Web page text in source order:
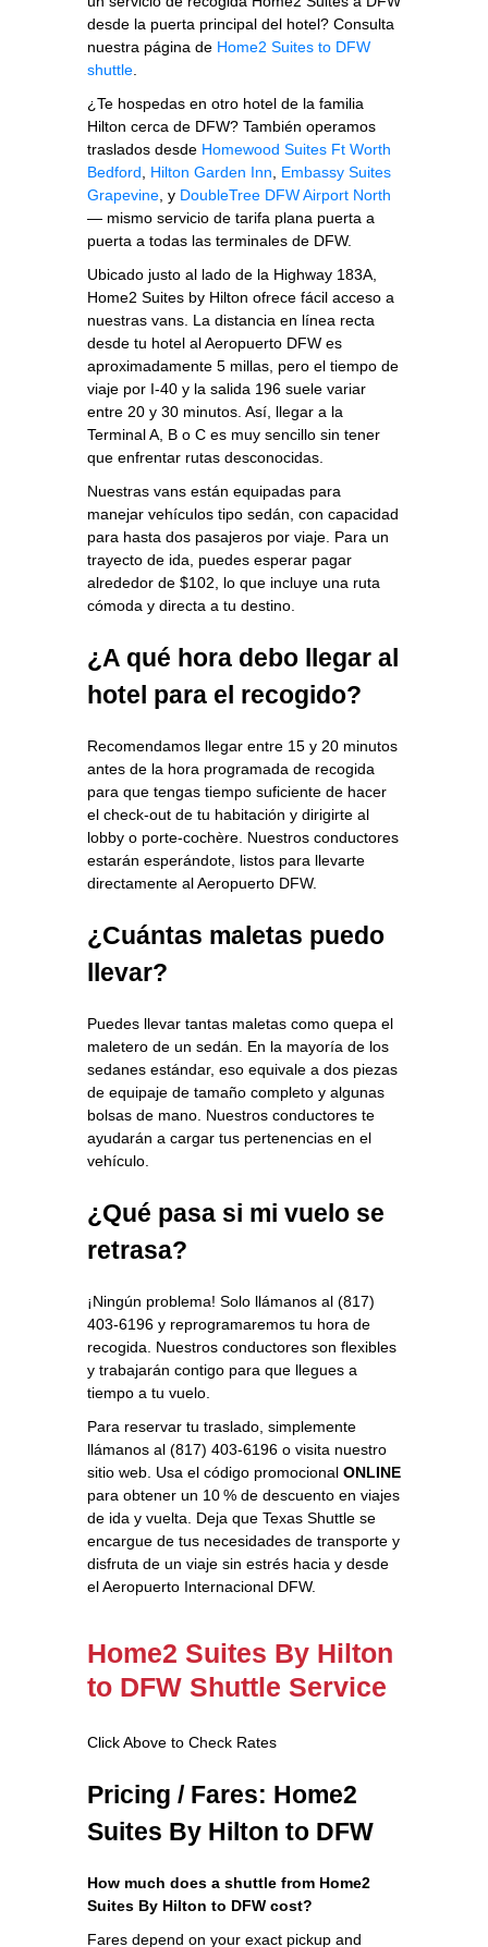
desde la puerta principal del hotel? Consulta
nuestra página de Home2 Suites to DFW
shuttle
¿Te hospedas en otro hotel de la familia
Hilton cerca de DFW? También operamos
traslados desde Homewood Suites Ft Worth
Bedford
Hilton Garden Inn
Embassy Suites
Grapevine , y DoubleTree DFW Airport North
— mismo servicio de tarifa plana puerta a
puerta a todas las terminales de DFW.
Ubicado justo al lado de la Highway 183A,
Home2 Suites by Hilton ofrece fácil acceso a
nuestras vans. La distancia en línea recta
desde tu hotel al Aeropuerto DFW es
aproximadamente 5 millas, pero el tiempo de
viaje por I-40 y la salida 196 suele variar
entre 20 y 30 minutos. Así, llegar a la
Terminal A, B o C es muy sencillo sin tener
que enfrentar rutas desconocidas.
Nuestras vans están equipadas para
manejar vehículos tipo sedán, con capacidad
para hasta dos pasajeros por viaje. Para un
trayecto de ida, puedes esperar pagar
alrededor de $102, lo que incluye una ruta
cómoda y directa a tu destino.
¿A qué hora debo llegar al
hotel para el recogido?
Recomendamos llegar entre 15 y 20 minutos
antes de la hora programada de recogida
para que tengas tiempo suficiente de hacer
el check‑out de tu habitación y dirigirte al
lobby o porte‑cochère. Nuestros conductores
estarán esperándote, listos para llevarte
directamente al Aeropuerto DFW.
¿Cuántas maletas puedo
llevar?
Puedes llevar tantas maletas como quepa el
maletero de un sedán. En la mayoría de los
sedanes estándar, eso equivale a dos piezas
de equipaje de tamaño completo y algunas
bolsas de mano. Nuestros conductores te
ayudarán a cargar tus pertenencias en el
vehículo.
¿Qué pasa si mi vuelo se
retrasa?
¡Ningún problema! Solo llámanos al (817)
403-6196 y reprogramaremos tu hora de
recogida. Nuestros conductores son flexibles
y trabajarán contigo para que llegues a
tiempo a tu vuelo.
Para reservar tu traslado, simplemente
llámanos al (817) 403-6196 o visita nuestro
sitio web. Usa el código promocional ONLINE
para obtener un 10 % de descuento en viajes
de ida y vuelta. Deja que Texas Shuttle se
encargue de tus necesidades de transporte y
disfruta de un viaje sin estrés hacia y desde
el Aeropuerto Internacional DFW.
Home2 Suites By Hilton
to DFW Shuttle Service
Click Above to Check Rates
Pricing / Fares: Home2
Suites By Hilton to DFW
How much does a shuttle from Home2
Suites By Hilton to DFW cost?
Fares depend on your exact pickup and